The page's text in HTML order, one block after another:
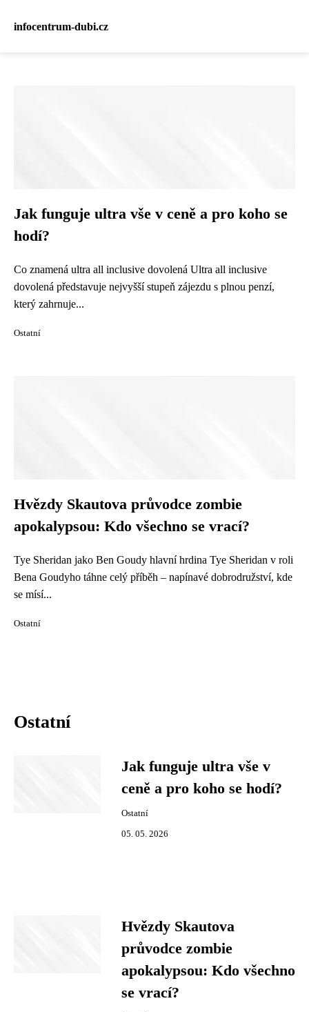
infocentrum-dubi.cz
Jak funguje ultra vše v ceně a pro koho se
hodí?
Co znamená ultra all inclusive dovolená Ultra all inclusive
dovolená představuje nejvyšší stupeň zájezdu s plnou penzí,
který zahrnuje...
Ostatní
Hvězdy Skautova průvodce zombie
apokalypsou: Kdo všechno se vrací?
Tye Sheridan jako Ben Goudy hlavní hrdina Tye Sheridan v roli
Bena Goudyho táhne celý příběh – napínavé dobrodružství, kde
se mísí...
Ostatní
Ostatní
Jak funguje ultra vše v
ceně a pro koho se hodí?
Ostatní
05. 05. 2026
Hvězdy Skautova
průvodce zombie
apokalypsou: Kdo všechno
se vrací?